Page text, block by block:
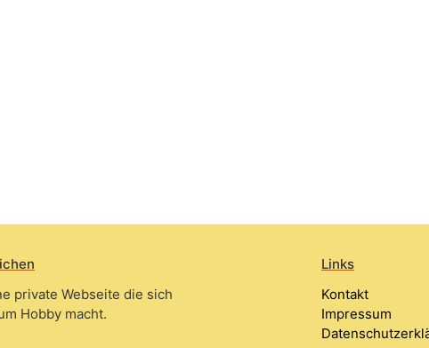
private Webseite die sich
Hobby macht.
Links
Kontakt
Impressum